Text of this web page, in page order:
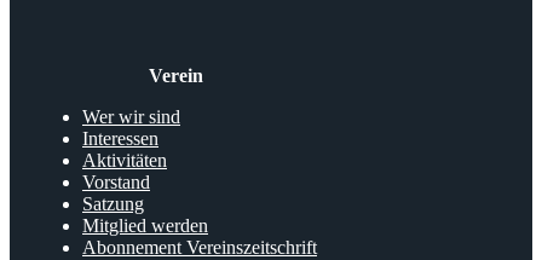
Verein
Wer wir sind
Interessen
Aktivitäten
Vorstand
Satzung
Mitglied werden
Abonnement Vereinszeitschrift